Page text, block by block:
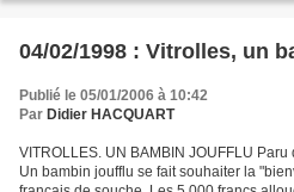
04/02/1998 : Vitrolles, un
Publié le 05/01/2006 à 10:42
Par Didier HACQUART
VITROLLES. UN BAMBIN JOUFFLU
Un bambin joufflu se fait souhaiter la